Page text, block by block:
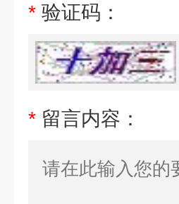
* 验证码：
* 留言内容：